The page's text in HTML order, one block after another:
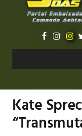
Kate